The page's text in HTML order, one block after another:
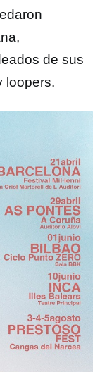
de sus
loopers.